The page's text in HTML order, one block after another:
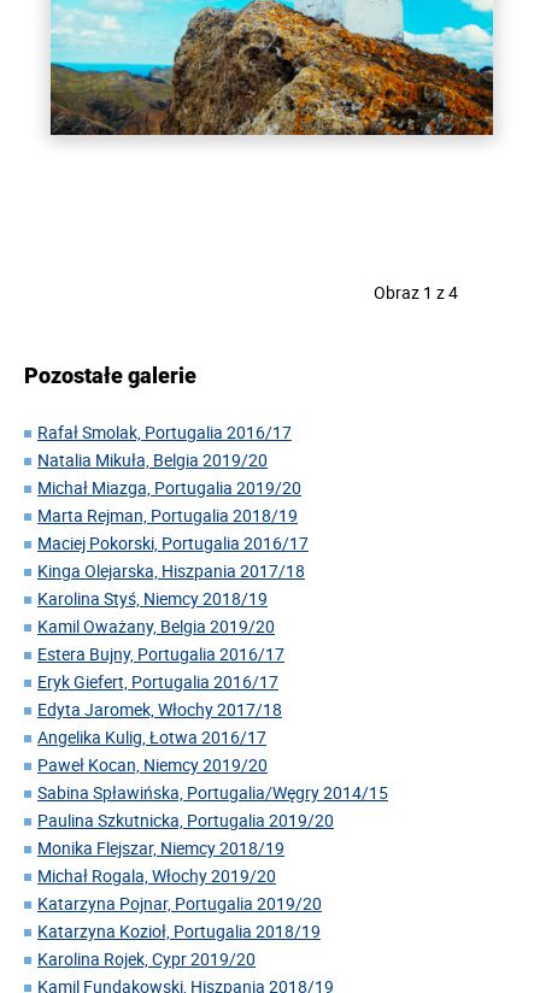
Obraz 1 z 4
Pozostałe galerie
Rafał Smolak, Portugalia 2016/17
Natalia Mikuła, Belgia 2019/20
Michał Miazga, Portugalia 2019/20
Marta Rejman, Portugalia 2018/19
Maciej Pokorski, Portugalia 2016/17
Kinga Olejarska, Hiszpania 2017/18
Karolina Styś, Niemcy 2018/19
Kamil Oważany, Belgia 2019/20
Estera Bujny, Portugalia 2016/17
Eryk Giefert, Portugalia 2016/17
Edyta Jaromek, Włochy 2017/18
Angelika Kulig, Łotwa 2016/17
Paweł Kocan, Niemcy 2019/20
Sabina Spławińska, Portugalia/Węgry 2014/15
Paulina Szkutnicka, Portugalia 2019/20
Monika Flejszar, Niemcy 2018/19
Michał Rogala, Włochy 2019/20
Katarzyna Pojnar, Portugalia 2019/20
Katarzyna Kozioł, Portugalia 2018/19
Karolina Rojek, Cypr 2019/20
Kamil Fundakowski, Hiszpania 2018/19